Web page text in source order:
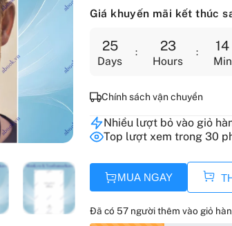
Giá khuyến mãi kết thúc
25
Days
23
Hours
14
Min
Chính sách vận chuyển
Nhiều lượt bỏ vào giỏ
Top lượt xem trong 30
MUA NGAY
Đã có 57 người thêm vào giỏ